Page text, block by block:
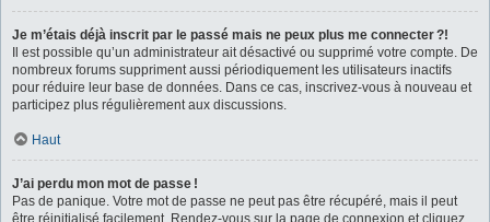
Je m’étais déjà inscrit par le passé mais ne peux plus me connecter ?!
Il est possible qu’un administrateur ait désactivé ou supprimé votre compte. De
nombreux forums suppriment aussi périodiquement les utilisateurs inactifs
pour réduire leur base de données. Dans ce cas, inscrivez-vous à nouveau et
participez plus régulièrement aux discussions.
Haut
J’ai perdu mon mot de passe !
Pas de panique. Votre mot de passe ne peut pas être récupéré, mais il peut
être réinitialisé facilement. Rendez-vous sur la page de connexion et cliquez